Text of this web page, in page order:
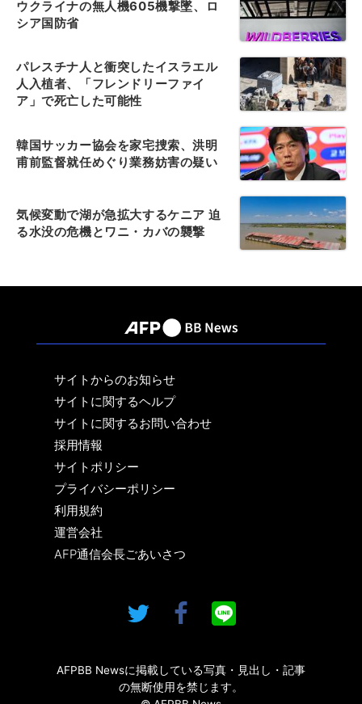
ウクライナの無人機605機撃墜、ロ
シア国防省
パレスチナ人と衝突したイスラエル
人入植者、「フレンドリーファイ
ア」で死亡した可能性
韓国サッカー協会を家宅捜索、洪明
甫前監督就任めぐり業務妨害の疑い
気候変動で湖が急拡大するケニア 迫
る水没の危機とワニ・カバの襲撃
サイトからのお知らせ
サイトに関するヘルプ
サイトに関するお問い合わせ
採用情報
サイトポリシー
プライバシーポリシー
利用規約
運営会社
AFP通信会長ごあいさつ
AFPBB Newsに掲載している写真・見出し・記事
の無断使用を禁じます。